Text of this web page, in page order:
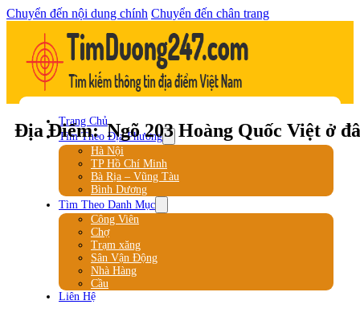
Chuyển đến nội dung chính Chuyển đến chân trang
Trang Chủ
Tìm Theo Địa Phương
Hà Nội
TP Hồ Chí Minh
Bà Rịa – Vũng Tàu
Bình Dương
Tìm Theo Danh Mục
Công Viên
Chợ
Trạm xăng
Sân Vận Động
Nhà Hàng
Cầu
Liên Hệ
Địa Điểm: Ngõ 203 Hoàng Quốc Việt ở